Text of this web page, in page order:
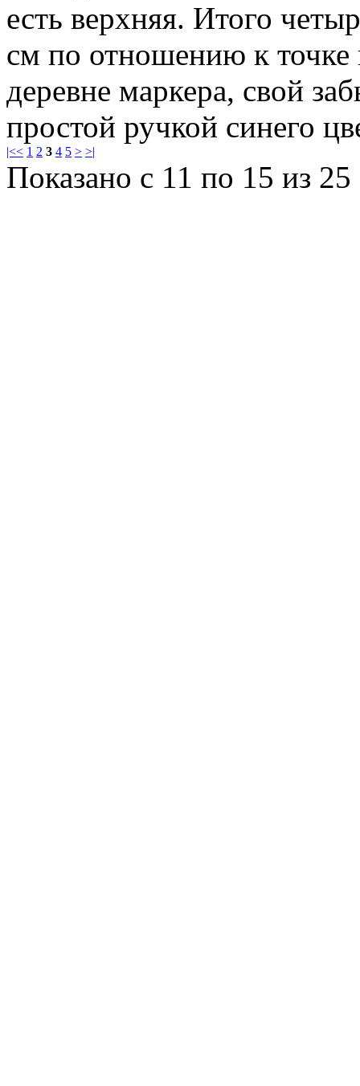
есть верхняя. Итого
см по отношению к точке
деревне маркера, свой
простой ручкой синего
|<< 1 2 3 4 5 > >|
Показано с 11 по 15 из